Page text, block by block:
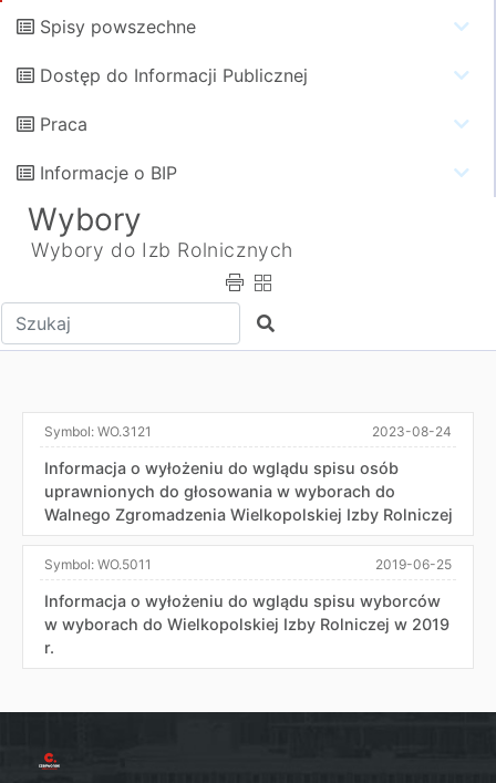
Spisy powszechne
Dostęp do Informacji Publicznej
Praca
Informacje o BIP
Wybory
Wybory do Izb Rolnicznych
Wpisz tekst do wyszukania Szukaj
Symbol: WO.3121 2023-08-24
Informacja o wyłożeniu do wglądu spisu osób
uprawnionych do głosowania w wyborach do
Walnego Zgromadzenia Wielkopolskiej Izby Rolniczej
Symbol: WO.5011 2019-06-25
Informacja o wyłożeniu do wglądu spisu wyborców
w wyborach do Wielkopolskiej Izby Rolniczej w 2019
r.